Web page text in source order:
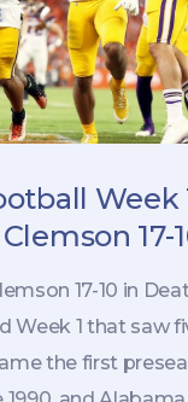
Week
17-
17-10 in
Week 1 that saw
the first